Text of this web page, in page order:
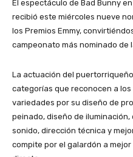
El espectáculo de Bad Bunny
recibió este miércoles nueve
los Premios Emmy,
campeonato más nominado de
La actuación del
categorías que reconocen a
variedades por su diseño de
peinado, diseño de
sonido, dirección técnica y
compite por el galardón a